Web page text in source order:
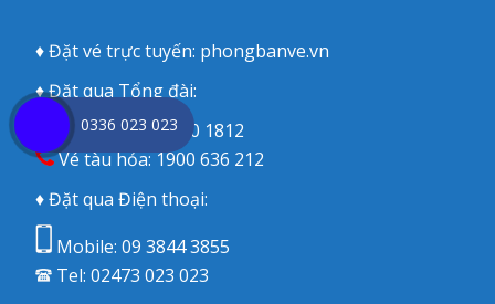
♦ Đặt vé trực tuyến: phongbanve.vn
♦ Đặt qua Tổng đài:
Vé máy bay:1900 1812
Vé tàu hỏa:1900 636 212
♦ Đặt qua Điện thoại:
Mobile:09 3844 3855
Tel:02473 023 023
0336 023 023